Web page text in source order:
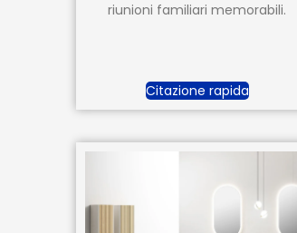
riunioni familiari memorabili.
Citazione rapida